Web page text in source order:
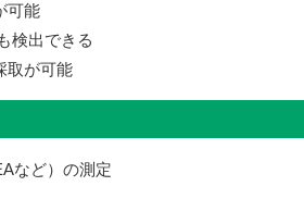
可能
検出できる
取が可能
など）の測定